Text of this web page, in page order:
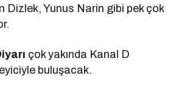
Dizlek, Yunus Narin gibi pek çok
çok yakında Kanal D
buluşacak.